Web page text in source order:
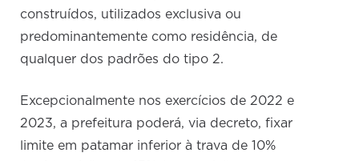
construídos, utilizados exclusiva ou
predominantemente como residência, de
qualquer dos padrões do tipo 2.
Excepcionalmente nos exercícios de 2022 e
2023, a prefeitura poderá, via decreto, fixar
limite em patamar inferior à trava de 10%